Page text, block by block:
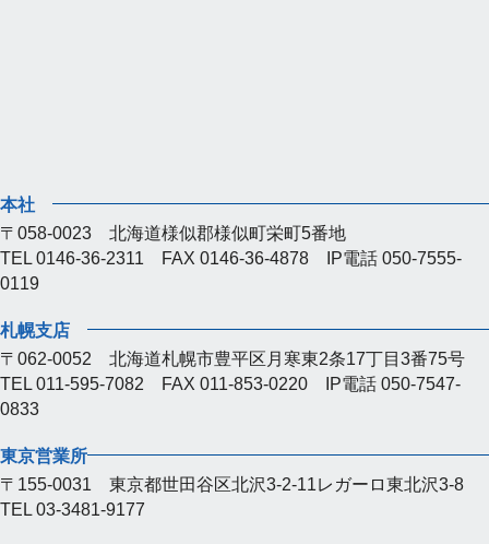
本社
〒058-0023 北海道様似郡様似町栄町5番地
TEL 0146-36-2311 FAX 0146-36-4878 IP電話 050-7555-
0119
札幌支店
〒062-0052 北海道札幌市豊平区月寒東2条17丁目3番75号
TEL 011-595-7082 FAX 011-853-0220 IP電話 050-7547-
0833
東京営業所
〒155-0031 東京都世田谷区北沢3-2-11レガーロ東北沢3-8
TEL 03-3481-9177